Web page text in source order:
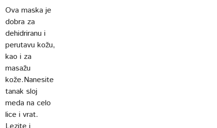
Ova maska je
dobra za
dehidriranu i
perutavu kožu,
kao i za
masažu
kože.Nanesite
tanak sloj
meda na celo
lice i vrat.